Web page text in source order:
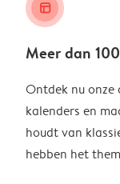
layout_alt
Meer dan
Ontdek nu
kalenders en
houdt van
hebben het